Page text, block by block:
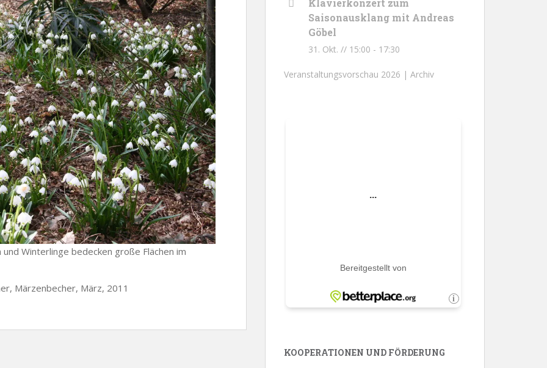
Winterlinge bedecken große Flächen im
Märzenbecher, März, 2011
Klavierkonzert zum
Saisonausklang mit Andreas
Göbel
31. Okt. // 15:00 - 17:30
Veranstaltungsvorschau 2026 | Archiv
KOOPERATIONEN UND FÖRDERUNG